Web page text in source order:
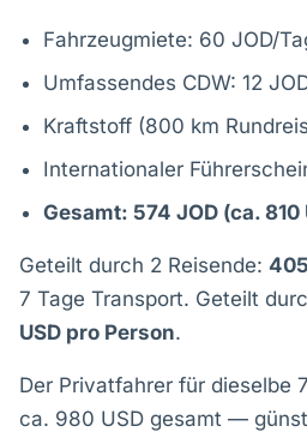
Fahrzeugmiete: 60 JOD/
Umfassendes CDW: 12
Kraftstoff (800 km
Internationaler
Gesamt: 574 JOD (ca. 810
Geteilt durch 2 Reisende:
7 Tage Transport. Geteilt
USD pro Person.
Der Privatfahrer für dieselbe
ca. 980 USD gesamt —